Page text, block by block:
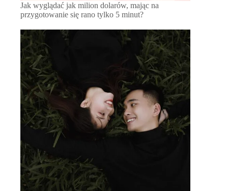
Jak wyglądać jak milion dolarów, mając na
przygotowanie się rano tylko 5 minut?